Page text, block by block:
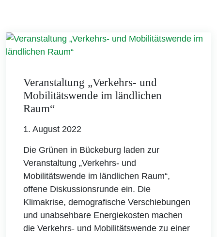
Veranstaltung „Verkehrs- und
Mobilitätswende im ländlichen
Raum“
1. August 2022
Die Grünen in Bückeburg laden zur
Veranstaltung „Verkehrs- und
Mobilitätswende im ländlichen Raum“,
offene Diskussionsrunde ein. Die
Klimakrise, demografische Verschiebungen
und unabsehbare Energiekosten machen
die Verkehrs- und Mobilitätswende zu einer